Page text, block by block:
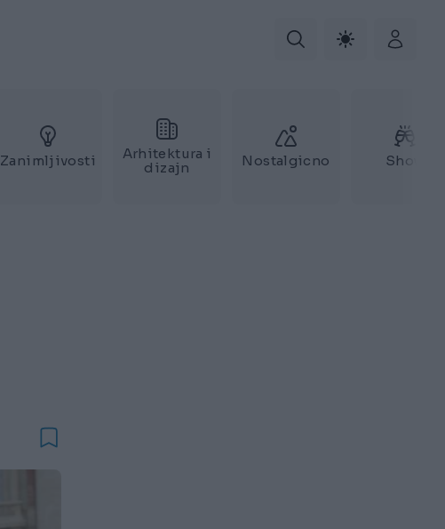
Zanimljivosti
Arhitektura i
dizajn
Nostalgicno Show